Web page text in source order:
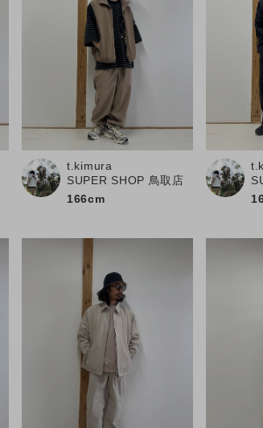
t.kimura
SUPER SHOP 鳥取店
166cm